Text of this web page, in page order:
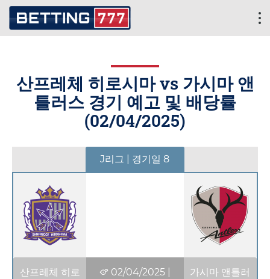
산프레체 히로시마 vs 가시마 앤
틀러스 경기 예고 및 배당률
(02/04/2025)
J리그 | 경기일 8
산프레체 히로
02/04/2025|
가시마 앤틀러